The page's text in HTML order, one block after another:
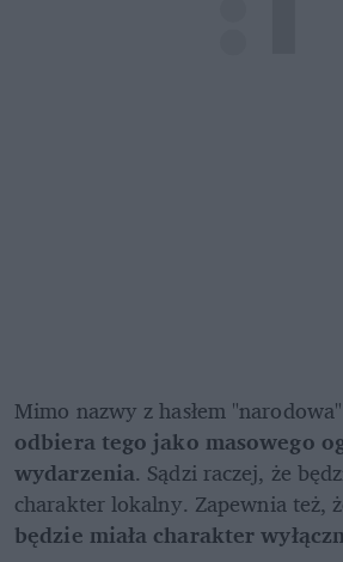
Mimo nazwy z hasłem
odbiera tego jako masowego
wydarzenia. Sądzi raczej, że
charakter lokalny. Zapewnia też,
będzie miała charakter